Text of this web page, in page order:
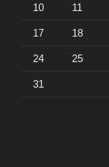
10 11
17 18
24 25
31